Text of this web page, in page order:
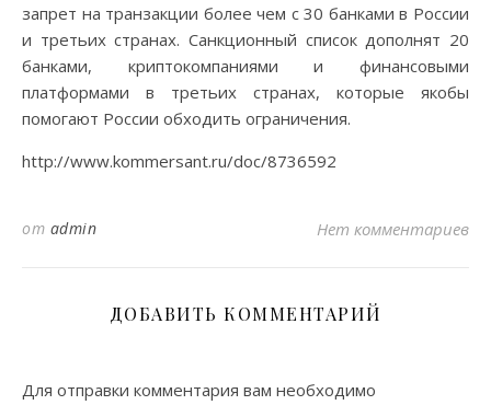
запрет на транзакции более чем с 30 банками в России
и третьих странах. Санкционный список дополнят 20
банками, криптокомпаниями и финансовыми
платформами в третьих странах, которые якобы
помогают России обходить ограничения.
http://www.kommersant.ru/doc/8736592
от admin Нет комментариев
ДОБАВИТЬ КОММЕНТАРИЙ
Для отправки комментария вам необходимо